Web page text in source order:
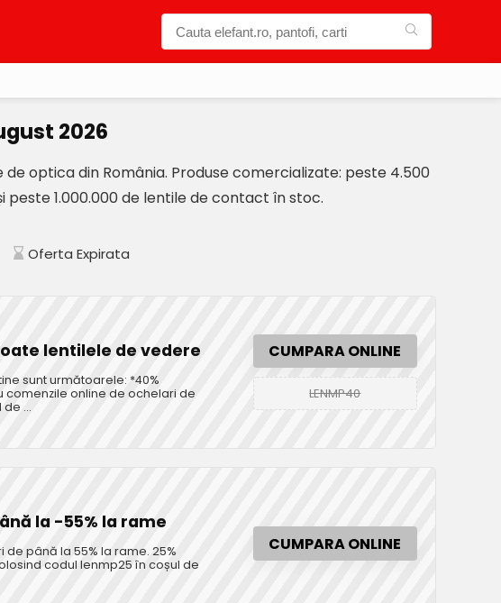
2026
optica din România. Produse comercializate: peste 4.500
1.000.000 de lentile de contact în stoc.
Oferta Expirata
lentilele de vedere
sunt următoarele: *40%
online de ochelari de
...
CUMPARA ONLINE
LENMP40
la -55% la rame
până la 55% la rame. 25%
codul lenmp25 în coșul de
CUMPARA ONLINE